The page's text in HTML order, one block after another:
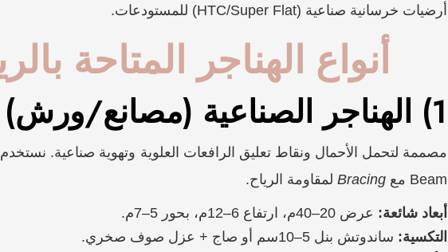
أرضيات خرسانية صناعية (HTC/Super Flat) للمستودعات.
أنواع الهناجر المتاحة
1) الهناجر الصناعية (مصانع/ورش)
Beam مع
Bracing لمقاومة الرياح.
أبعاد شائعة: عرض 20–40م، ارتفاع 6–12م، بحور 5–7م.
التكسية: ساندوتش بنل 5–10سم أو صاج + عزل صوف صخري.